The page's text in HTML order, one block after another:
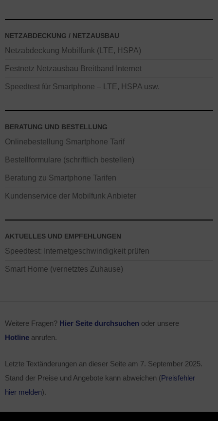
NETZABDECKUNG / NETZAUSBAU
Netzabdeckung Mobilfunk (LTE, HSPA)
Festnetz Netzausbau Breitband Internet
Speedtest für Smartphone – LTE, HSPA usw.
BERATUNG UND BESTELLUNG
Onlinebestellung Smartphone Tarif
Bestellformulare (schriftlich bestellen)
Beratung zu Smartphone Tarifen
Kundenservice der Mobilfunk Anbieter
AKTUELLES UND EMPFEHLUNGEN
Speedtest: Internetgeschwindigkeit prüfen
Smart Home (vernetztes Zuhause)
Weitere Fragen? Hier Seite durchsuchen oder unsere
Hotline anrufen.
Letzte Textänderungen an dieser Seite am 7. September 2025.
Stand der Preise und Angebote kann abweichen (Preisfehler
hier melden).